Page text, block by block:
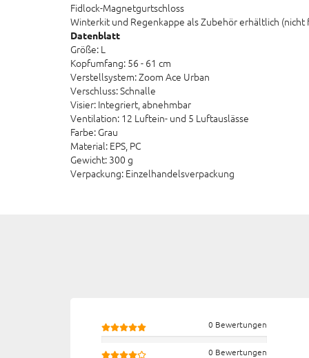
Fidlock-Magnetgurtschloss
Winterkit und Regenkappe als Zubehör erhältlich (nicht
Datenblatt
Größe: L
Kopfumfang: 56 - 61 cm
Verstellsystem: Zoom Ace Urban
Verschluss: Schnalle
Visier: Integriert, abnehmbar
Ventilation: 12 Luftein- und 5 Luftauslässe
Farbe: Grau
Material: EPS, PC
Gewicht: 300 g
Verpackung: Einzelhandelsverpackung
0 Bewertungen
0 Bewertungen